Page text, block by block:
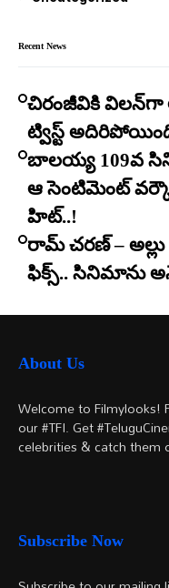
Recent News
చిరంజీవికి విలన్‌గా
ట్విస్ట్
బాలయ్య 109వ
ఆ సెంటిమెంట్
హిట్..!
రామ్ చరణ్ – అల్లు
ఫిక్స్.. సినిమాను
About Us
Welcome to Filmylooks!
our #TFI. Get
celebrities & catch them
Subscribe Now